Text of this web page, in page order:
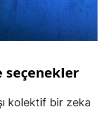
seçenekler
kolektif bir zeka